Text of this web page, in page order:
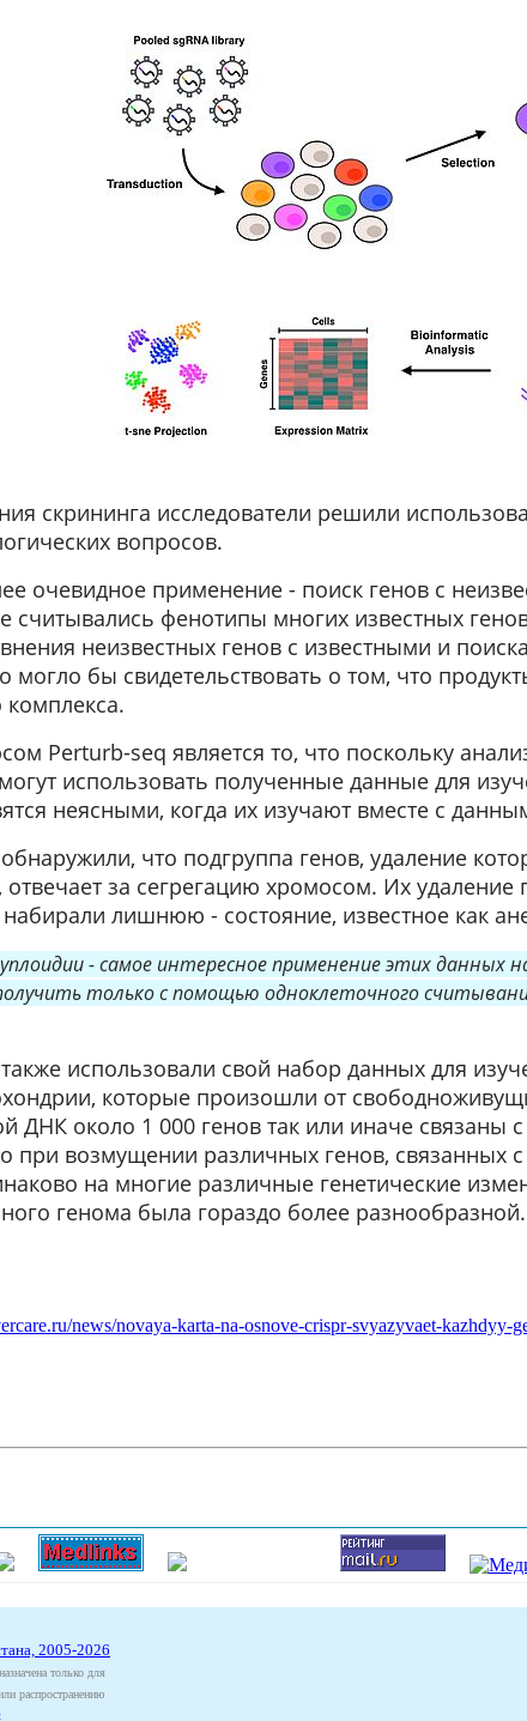
скрининга исследователи решили
вопросов.
очевидное применение - поиск генов с
считывались фенотипы многих известных
неизвестных генов с известными и
могло бы свидетельствовать о том, что
комплекса.
Perturb-seq является то, что поскольку
использовать полученные данные для
неясными, когда их изучают вместе с
что подгруппа генов, удаление
отвечает за сегрегацию хромосом. Их удаление
лишнюю - состояние, известное как
- самое интересное применение этих данных
только с помощью одноклеточного
использовали свой набор данных для
которые произошли от
ДНК около 1 000 генов так или иначе связаны
при возмущении различных генов, связанных
на многие различные генетические
генома была гораздо более разнообразной.
news/novaya-karta-na-osnove-crispr-svyazyvaet-kazhdyy-
2005-2026
только для
распространению